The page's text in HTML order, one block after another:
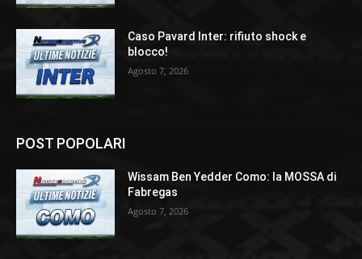
Caso Pavard Inter: rifiuto shock e
blocco!
Agosto 7, 2026
POST POPOLARI
Wissam Ben Yedder Como: la MOSSA di
Fabregas
Agosto 7, 2026